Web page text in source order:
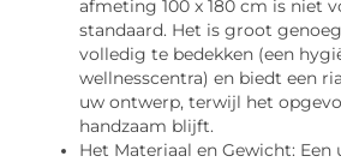
afmeting 100 x 180 cm is niet
standaard. Het is groot
volledig te bedekken (een
wellnesscentra) en biedt een
uw ontwerp, terwijl het
handzaam blijft.
Het Materiaal en Gewicht: Een